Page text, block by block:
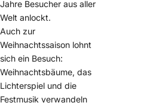
Jahre Besucher aus aller
Welt anlockt.
Auch zur
Weihnachtssaison lohnt
sich ein Besuch:
Weihnachtsbäume, das
Lichterspiel und die
Festmusik verwandeln